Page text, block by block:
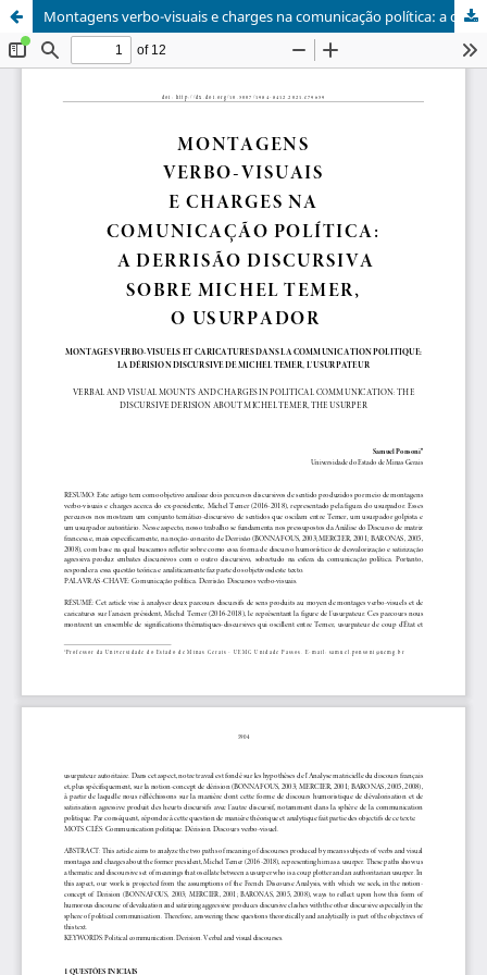
Montagens verbo-visuais e charges na comunicação política: a derrisão discursiva sobre Michel Temer, o usurpador